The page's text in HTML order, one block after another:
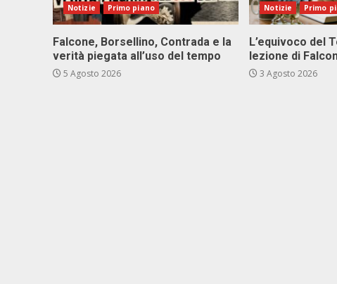
Notizie Primo piano
Falcone, Borsellino, Contrada e la
verità piegata all’uso del tempo
5 Agosto 2026
Notizie Primo
L’equivoco del
lezione di
3 Agosto 2026